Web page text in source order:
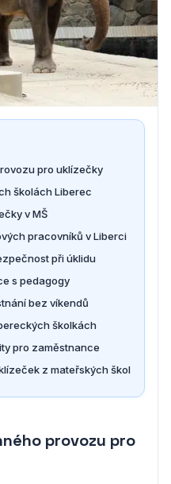
pro uklízečky
školách Liberec
v MŠ
pracovníků v Liberci
při úklidu
s pedagogy
bez víkendů
školkách
pro zaměstnance
z mateřských škol
provozu pro